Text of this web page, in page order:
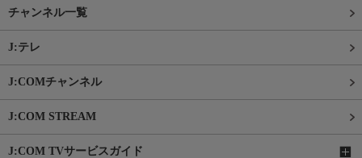
チャンネル一覧
J:テレ
J:COMチャンネル
J:COM STREAM
J:COM TVサービスガイド